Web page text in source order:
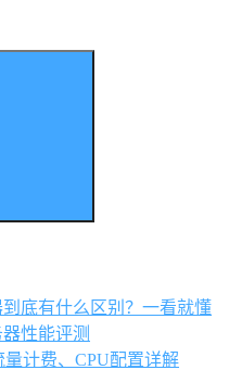
底有什么区别？一看就懂
性能评测
计费、CPU配置详解